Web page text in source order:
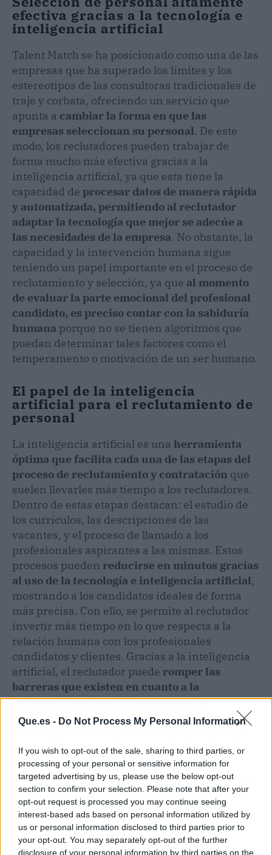
Que.es - Do Not Process My Personal Information
If you wish to opt-out of the sale, sharing to third parties, or
processing of your personal or sensitive information for
targeted advertising by us, please use the below opt-out
section to confirm your selection. Please note that after your
opt-out request is processed you may continue seeing
interest-based ads based on personal information utilized by
us or personal information disclosed to third parties prior to
your opt-out. You may separately opt-out of the further
disclosure of your personal information by third parties on the
efectiva gracias a la tecnología e
inteligencia artificial
Talent Match se ha posicionado como una de las
empresas que ha superado los límites y los
estereotipos de las consultoras tradicionales de
traje y corbata, ofreciendo un servicio que
apunta a cambiar la forma en que las
empresas seleccionan su personal. De este
modo, los reclutadores pueden trabajar de
forma mucho más efectiva gracias a la
inteligencia artificial, ya que esta tiene la
capacidad de procesar datos de manera rápida
y automatizada, permitiendo al reclutador
adaptar la tecnología que mejor se adecúe a
las necesidades de la empresa. No obstante, la
capacidad y la intervención humana sigue
teniendo un papel importante en el proceso de
reclutamiento y selección, ya que al momento
de evaluar la parte emocional del profesional
candidato, es preciso contar con la sabiduría
humana porque no se tienen algoritmos que
puedan determinar tales factores como el
temperamento o motivación de un ser humano.
El papel de la inteligencia
artificial para el reclutamiento de
personal
La inteligencia artificial es una herramienta
óptima que facilita cada una de las etapas del
proceso de reclutamiento y contratación que
suelen llevarles más tiempo a los reclutadores.
Dentro de estas etapas destacan: el estudio de
los currículos, las descripciones de las
vacantes, y el proceso de llamado a los
profesionales aspirantes a las mismas. Estos
procesos pueden reducirse en minutos gracias
al uso de la tecnología e inteligencia artificial,
mostrando a los candidatos ideales de forma
más precisa. Con ello, se permite al reclutador
invertir más tiempo en lo que respecta a la
relación humana con los profesionales
candidatos y clientes. Gracias a la inteligencia
artificial, el reclutador puede romper las
barreras que existen en cuanto a la
comunicación entre el empleado y la
organización, precisamente porque la
contrataciones desfavorables. La inteligencia
artificial es una herramienta en constante
evolución, que está abarcando muchos sectores
de trabajo, facilitando a los profesionales de
cada áreaincrementar su producción en
menor cantidad de tiempo.